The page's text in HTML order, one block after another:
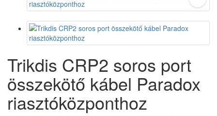
Trikdis CRP2 soros port
összekötő kábel Paradox
riasztóközponthoz